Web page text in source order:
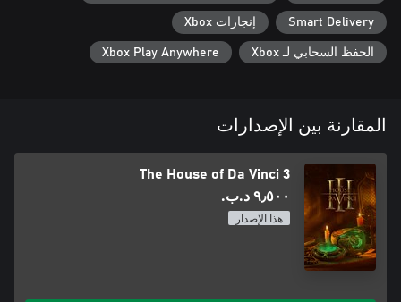
Listen to fully voiced historical figures, watch epic cut scenes, and
discover how the story of Giacomo concludes its final stage.
Smart Delivery إنجازات Xbox
الحفظ السحابي لـ Xbox Xbox Play Anywhere
المقارنة بين الإصدارات
The House of Da Vinci 3
٩٫٥٠٠ د.ب.‏
هذا الإصدار